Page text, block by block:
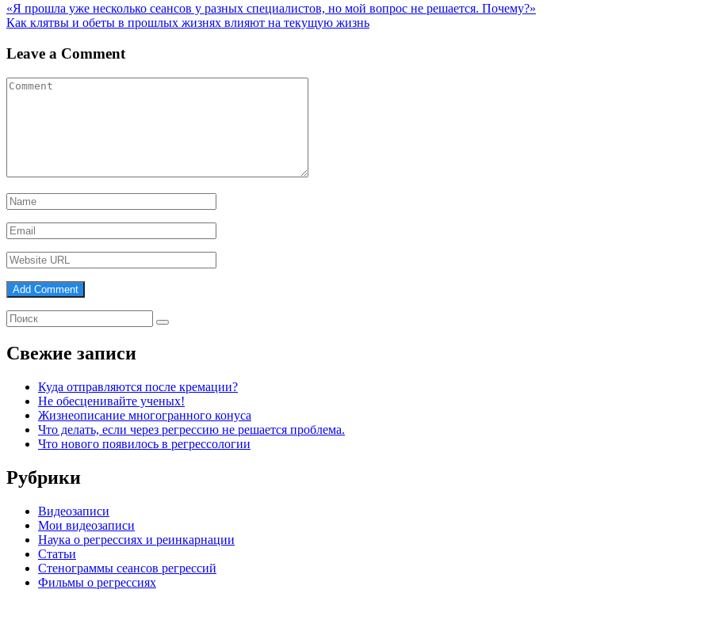
Навигация
по
записям
«Я прошла уже несколько сеансов у разных специалистов, но мой вопрос не решается. Почему?»
Как клятвы и обеты в прошлых жизнях влияют на текущую жизнь
Leave a Comment
Свежие записи
Куда отправляются после кремации?
Не обесценивайте ученых!
Жизнеописание многогранного конуса
Что делать, если через регрессию не решается проблема.
Что нового появилось в регрессологии
Рубрики
Видеозаписи
Мои видеозаписи
Наука о регрессиях и реинкарнации
Статьи
Стенограммы сеансов регрессий
Фильмы о регрессиях